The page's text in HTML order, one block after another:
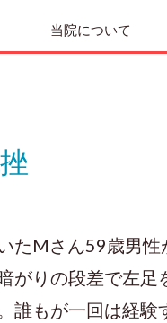
当院について
たMさん59歳男性
がりの段差で左足
誰もが一回は経験